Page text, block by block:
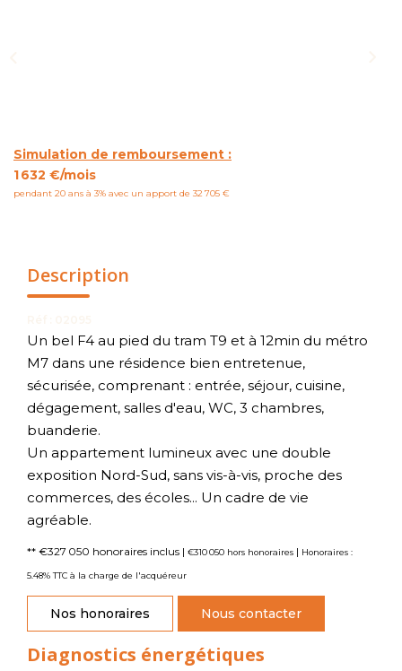
Simulation de remboursement :
1 632 €/mois
pendant 20 ans à 3% avec un apport de 32 705 €
Description
Un bel F4 au pied du tram T9 et à 12min du métro
M7 dans une résidence bien entretenue,
sécurisée, comprenant : entrée, séjour, cuisine,
dégagement, salles d'eau, WC, 3 chambres,
buanderie.
Un appartement lumineux avec une double
exposition Nord-Sud, sans vis-à-vis, proche des
commerces, des écoles... Un cadre de vie
agréable.
** €327 050 honoraires inclus | €310 050 hors honoraires | Honoraires :
5.48% TTC à la charge de l'acquéreur
Nos honoraires Nous contacter
Diagnostics énergétiques